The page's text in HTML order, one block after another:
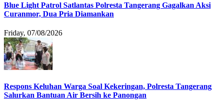
Blue Light Patrol Satlantas Polresta Tangerang Gagalkan Aksi
Curanmor, Dua Pria Diamankan
Friday, 07/08/2026
Respons Keluhan Warga Soal Kekeringan, Polresta Tangerang
Salurkan Bantuan Air Bersih ke Panongan